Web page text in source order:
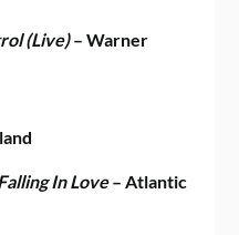
(Live)– Warner
In Love– Atlantic